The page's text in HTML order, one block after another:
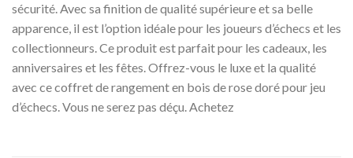
sécurité. Avec sa finition de qualité supérieure et sa belle
apparence, il est l’option idéale pour les joueurs d’échecs et les
collectionneurs. Ce produit est parfait pour les cadeaux, les
anniversaires et les fêtes. Offrez-vous le luxe et la qualité
avec ce coffret de rangement en bois de rose doré pour jeu
d’échecs. Vous ne serez pas déçu. Achetez